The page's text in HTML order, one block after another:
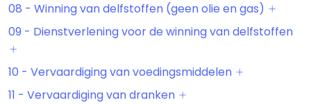
08 - Winning van delfstoffen (geen olie en gas)
09 - Dienstverlening voor de winning van delfstoffen
10 - Vervaardiging van voedingsmiddelen
11 - Vervaardiging van dranken